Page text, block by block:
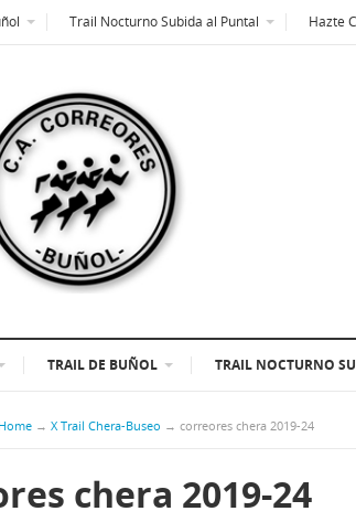
Trail Nocturno Subida al Puntal Hazte
TRAIL DE BUÑOL TRAIL NOCTURNO
Home → X Trail Chera-Buseo → correores chera 2019-24
chera 2019-24